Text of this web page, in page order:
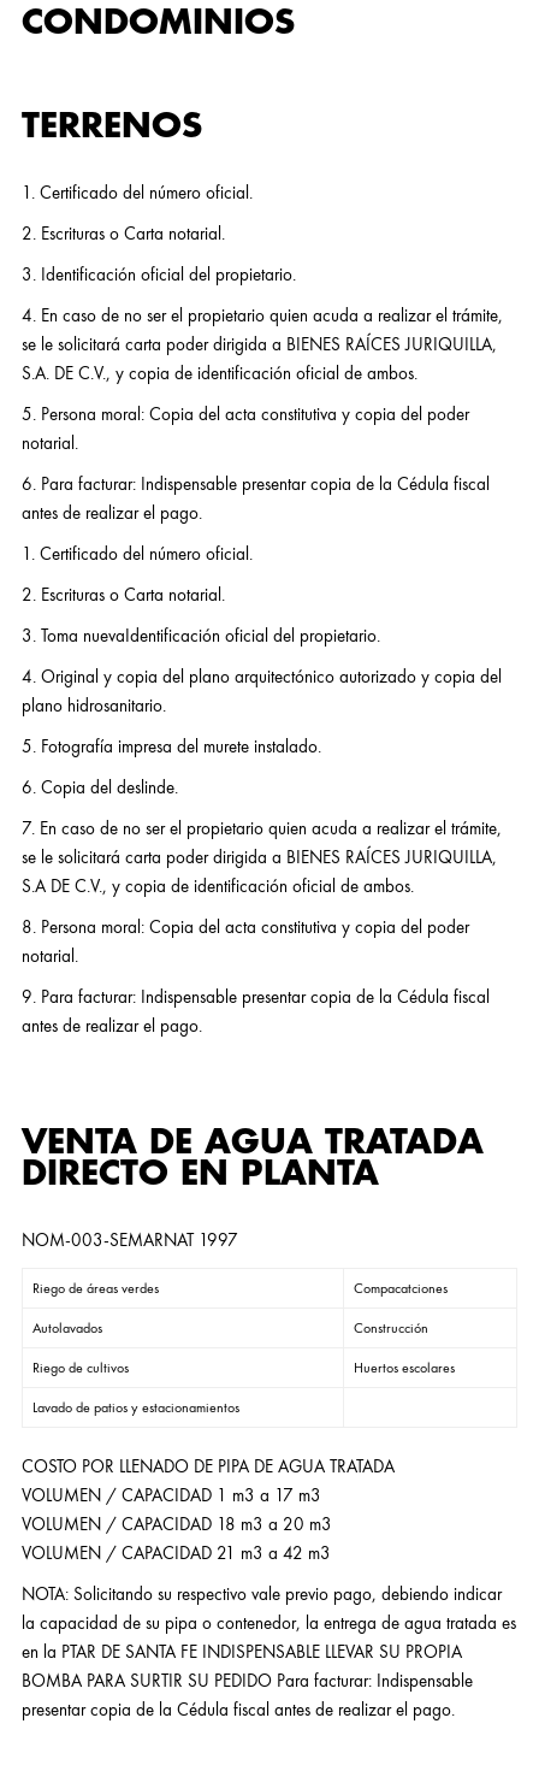
CONDOMINIOS
TERRENOS
1. Certificado del número oficial.
2. Escrituras o Carta notarial.
3. Identificación oficial del propietario.
4. En caso de no ser el propietario quien acuda a realizar el trámite,
se le solicitará carta poder dirigida a BIENES RAÍCES JURIQUILLA,
S.A. DE C.V., y copia de identificación oficial de ambos.
5. Persona moral: Copia del acta constitutiva y copia del poder
notarial.
6. Para facturar: Indispensable presentar copia de la Cédula fiscal
antes de realizar el pago.
1. Certificado del número oficial.
2. Escrituras o Carta notarial.
3. Toma nuevaIdentificación oficial del propietario.
4. Original y copia del plano arquitectónico autorizado y copia del
plano hidrosanitario.
5. Fotografía impresa del murete instalado.
6. Copia del deslinde.
7. En caso de no ser el propietario quien acuda a realizar el trámite,
se le solicitará carta poder dirigida a BIENES RAÍCES JURIQUILLA,
S.A DE C.V., y copia de identificación oficial de ambos.
8. Persona moral: Copia del acta constitutiva y copia del poder
notarial.
9. Para facturar: Indispensable presentar copia de la Cédula fiscal
antes de realizar el pago.
VENTA DE AGUA TRATADA
DIRECTO EN PLANTA
NOM-003-SEMARNAT 1997
Riego de áreas verdes Compacatciones
Autolavados Construcción
Riego de cultivos Huertos escolares
Lavado de patios y estacionamientos
COSTO POR LLENADO DE PIPA DE AGUA TRATADA
VOLUMEN / CAPACIDAD 1 m3 a 17 m3
VOLUMEN / CAPACIDAD 18 m3 a 20 m3
VOLUMEN / CAPACIDAD 21 m3 a 42 m3
NOTA: Solicitando su respectivo vale previo pago, debiendo indicar
la capacidad de su pipa o contenedor, la entrega de agua tratada es
en la PTAR DE SANTA FE INDISPENSABLE LLEVAR SU PROPIA
BOMBA PARA SURTIR SU PEDIDO Para facturar: Indispensable
presentar copia de la Cédula fiscal antes de realizar el pago.